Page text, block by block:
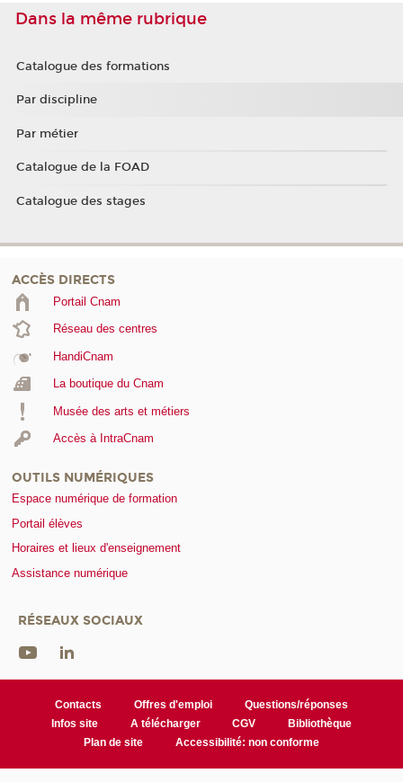
Dans la même rubrique
Catalogue des formations
Par discipline
Par métier
Catalogue de la FOAD
Catalogue des stages
ACCÈS DIRECTS
Portail Cnam
Réseau des centres
HandiCnam
La boutique du Cnam
Musée des arts et métiers
Accès à IntraCnam
OUTILS NUMÉRIQUES
Espace numérique de formation
Portail élèves
Horaires et lieux d'enseignement
Assistance numérique
RÉSEAUX SOCIAUX
Contacts Offres d'emploi
Questions/réponses
Infos site
A télécharger CGV
Bibliothèque
Plan de site
Accessibilité: non conforme